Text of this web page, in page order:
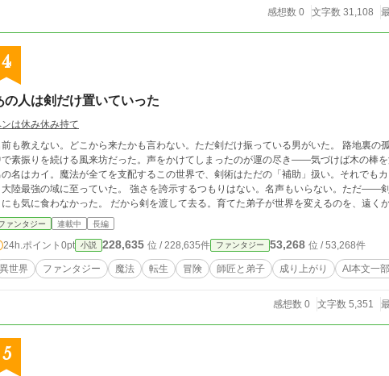
感想数 0 文字数 31,108
4
の人は剣だけ置いていった
は休み休み持て
も教えない。どこから来たかも言わない。ただ剣だけ振っている男がいた。 路地裏の
素振りを続ける風来坊だった。声をかけてしまったのが運の尽き——気づけば木の棒を
名はカイ。魔法が全てを支配するこの世界で、剣術はただの「補助」扱い。それでも
大陸最強の域に至っていた。 強さを誇示するつもりはない。名声もいらない。ただ——
も気に食わなかった。 だから剣を渡して去る。育てた弟子が世界を変えるのを、遠く
告げずに去っていく物語。残るのは一振りの剣と、変えられた人生だけ。
ァンタジー 連載中 長編
24h.ポイント 0pt 小説 228,635 位 / 228,635件 ファンタジー 53,268 位 / 53,268件
異世界 ファンタジー 魔法 転生 冒険 師匠と弟子 成り上がり AI本文一
感想数 0 文字数 5,351
5